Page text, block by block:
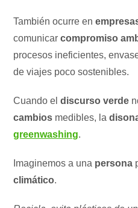
También ocurre en
comunicarcompromiso
procesos ineficientes,
de viajes poco sostenibles.
Cuando eldiscurso verde
cambios medibles, la
greenwashing.
Imaginemos a una persona
climático.